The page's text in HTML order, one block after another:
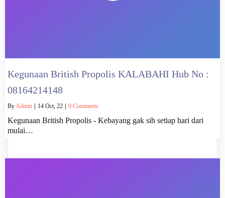
Kegunaan British Propolis KALABAHI Hub No :
08164214148
ByAdmin 14 Oct, 22 0 Comments
Kegunaan British Propolis - Kebayang gak sih setiap hari dari
mulai…